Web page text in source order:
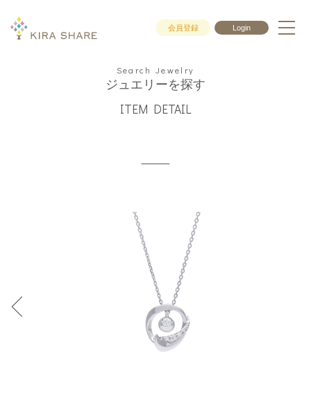
会員登録 Login
Search Jewelry
ジュエリーを探す
ITEM DETAIL